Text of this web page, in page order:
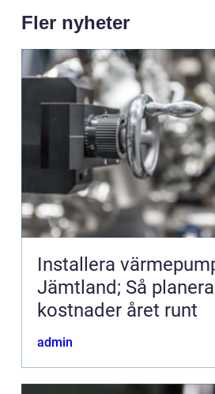
Fler nyheter
Installera
Jämtland; Så
kostnader året runt
admin